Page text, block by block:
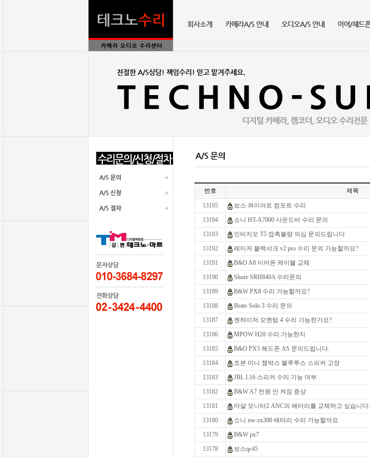
번호 제목
13195 보스 콰이어트 컴포트 수리
13194
소니 HT-A7000 사운드바 수리 문의
13193
인비지오 T5 접촉불량 의심 문의드립니다
13192
레이저 블랙샤크 v2 pro 수리 문의 가능할까요?
13191
B&O A8 이어폰 케이블 교체
13190
Shure SRH840A 수리문의
13189
B&W PX8 수리 가능할까요?
13188
Beats Solo 3 수리 문의
13187
젠하이저 모멘텀 4 수리 가능한가요?
13186
MPOW H20 수리 가능한지
13185
B&O PX5 헤드폰 AS 문의드립니다.
13184
조본 미니 잼박스 블루투스 스피커 고장
13183
JBL L16 스피커 수리 가능 여부
13182
B&W A7 전원 안 켜짐 증상
13181
마샬 모니터2 ANC의 배터리를 교체하고 싶습니다.
13180
소니 nw-zx300 배터리 수리 가능할까요
13179
B&W px7
13178
보스qc45